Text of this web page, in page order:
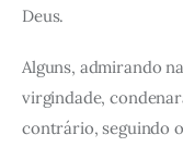
Deus.
Alguns, admirando
virgindade,
contrário, seguindo